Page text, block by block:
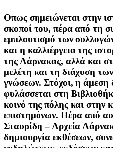
Οπως σημειώνεται στην
σκοποί του, πέρα από τη
εμπλουτισμό των
και η καλλιέργεια της
της Λάρνακας, αλλά και
μελέτη και τη διάχυση
γνώσεων. Στόχοι, η άμεση
φυλάσσεται στη
κοινό της πόλης και στην
επιστημόνων. Πέρα από
Σταυρίδη – Αρχεία
δημιουργία εκθέσεων,